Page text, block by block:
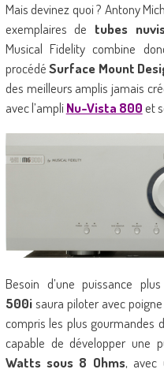
Mais devinez quoi ? Antony
exemplaires de tubes
Musical Fidelity combine
procédéSurface Mount
des meilleurs amplis jamais
avec l’ampliNu-Vista 800et
Besoin d’une puissance
500isaura piloter avec
compris les plus gourmandes
capable de développer une
Watts sous 8 Ohms, avec